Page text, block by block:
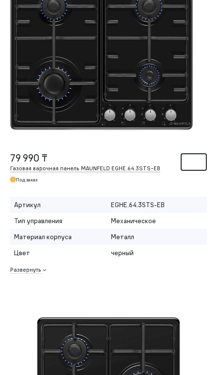
79 990 ₸
Газовая варочная панель MAUNFELD EGHE.64.3STS-EB
Под заказ
Артикул
EGHE.64.3STS-EB
Тип управления
Механическое
Материал корпуса
Металл
Цвет
черный
Развернуть